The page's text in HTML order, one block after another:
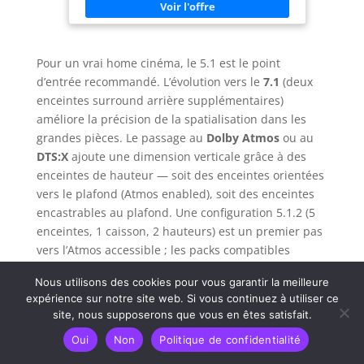
transmission audio avancées, prenant en charge
les effets audio multicanaux haute résolution
Dolby Atmos. Profitez d'une qualité sonore sans
prend pas en charge le décodage DTS).
streaming : Écoutez votre musique en streaming
sans fil grâce au Bluetooth intégré depuis
n'importe quel appareil mobile et profitez de
connexion optique permettent une expérience
utilisateur intuitive pour profiter simplement de
dialogues et de films d'une clarté exceptionnelle
Contenu de la boîte : 1 x JBL Barre de son SB 510,
1 x Caisson de basses sans fil, 1 x Télécommande
(piles incluses), Câbles d’alimentation (jusqu’à 8
câbles en fonction des régions), 1 x Câble HDMI, 1
x Kit de support mural avec vis
Pour un vrai home cinéma, le 5.1 est le point
d’entrée recommandé. L’évolution vers le 7.1 (deux
enceintes surround arrière supplémentaires)
améliore la précision de la spatialisation dans les
grandes pièces. Le passage au Dolby Atmosou au
DTS:Xajoute une dimension verticale grâce à des
enceintes de hauteur — soit des enceintes orientées
vers le plafond (Atmos enabled), soit des enceintes
encastrables au plafond. Une configuration 5.1.2 (5
enceintes, 1 caisson, 2 hauteurs) est un premier pas
vers l’Atmos accessible ; les packs compatibles
configurations les plus ambitieuses.
Les enceintes encastrables au plafond offrent la
meilleure intégration esthétique pour l’Atmos, mais
nécessitent des travaux. Les enceintes bibliothèques
Nous utilisons des cookies pour vous garantir la meilleure
expérience sur notre site web. Si vous continuez à utiliser ce
site, nous supposerons que vous en êtes satisfait.
Oui
Non Politique de confidentialité